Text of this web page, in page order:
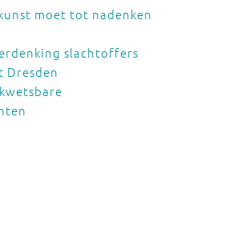
moet tot nadenken
slachtoffers
Dresden